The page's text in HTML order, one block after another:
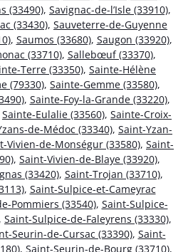
(33490), Savignac-de-l’Isle (33910),
(33430), Sauveterre-de-Guyenne
, Saumos (33680), Saugon (33920),
(33710), Sallebœuf (33370),
Terre (33350), Sainte-Hélène
(79330), Sainte-Gemme (33580),
, Sainte-Foy-la-Grande (33220),
Sainte-Eulalie (33560), Sainte-Croix-
de-Médoc (33340), Saint-Yzan-
Vivien-de-Monségur (33580), Saint-
, Saint-Vivien-de-Blaye (33920),
(33420), Saint-Trojan (33710),
, Saint-Sulpice-et-Cameyrac
Pommiers (33540), Saint-Sulpice-
, Saint-Sulpice-de-Faleyrens (33330),
Seurin-de-Cursac (33390), Saint-
, Saint-Seurin-de-Bourg (33710),